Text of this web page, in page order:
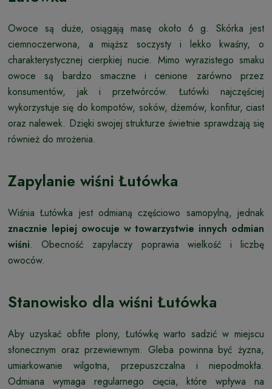
Owoce są duże, osiągają masę około 6 g. Skórka jest
ciemnoczerwona, a miąższ soczysty i lekko kwaśny, o
charakterystycznej cierpkiej nucie. Mimo wyrazistego smaku
owoce są bardzo smaczne i cenione zarówno przez
konsumentów, jak i przetwórców. Łutówki najczęściej
wykorzystuje się do kompotów, soków, dżemów, konfitur, ciast
oraz nalewek. Dzięki swojej strukturze świetnie sprawdzają się
również do mrożenia.
Zapylanie wiśni Łutówka
Wiśnia Łutówka jest odmianą częściowo samopylną, jednak
znacznie lepiej owocuje w towarzystwie innych odmian
wiśni. Obecność zapylaczy poprawia wielkość i liczbę
owoców.
Stanowisko dla wiśni Łutówka
Aby uzyskać obfite plony, Łutówkę warto sadzić w miejscu
słonecznym oraz przewiewnym. Gleba powinna być żyzna,
umiarkowanie wilgotna, przepuszczalna i niepodmokła.
Odmiana wymaga regularnego cięcia, które wpływa na